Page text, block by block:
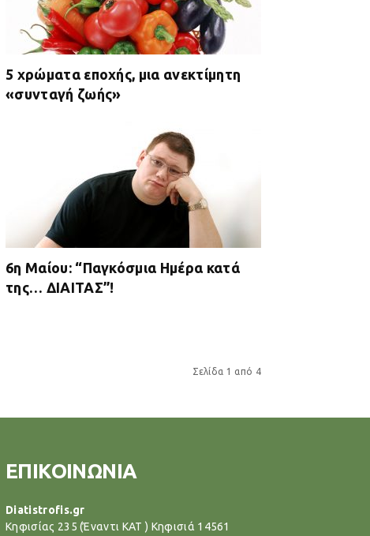
5 χρώματα εποχής, μια ανεκτίμητη
«συνταγή ζωής»
6η Μαίου: “Παγκόσμια Ημέρα κατά
της… ΔΙΑΙΤΑΣ”!
Σελίδα 1 από 4
ΕΠΙΚΟΙΝΩΝΙΑ
Diatistrofis.gr
Κηφισίας 235 (Έναντι ΚΑΤ ) Κηφισιά 14561